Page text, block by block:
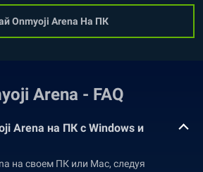
Onmyoji Arena На ПК
Arena - FAQ
Arena на ПК с Windows и
на своем ПК или Mac, следуя